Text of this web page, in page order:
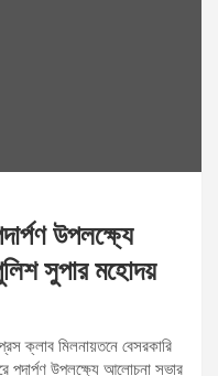
উপলক্ষ্যে
সুপার মহোদয়
ক্লাব মিলনায়তনে বেসরকারি
পদার্পণ উপলক্ষ্যে আলোচনা সভার